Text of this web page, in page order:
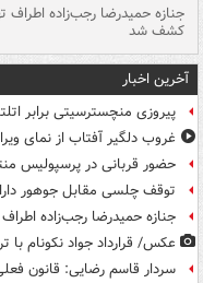
جنازه حمیدرضا رجب‌زاده اطراف
کشف شد
آخرین اخبار
پیروزی منچسترسیتی برابر
غروب دلگیر آفتاب از نمای
حضور قربانی در پرسپولیس
توقف چلسی مقابل جوهور
جنازه حمیدرضا رجب‌زاده
عکس/ قرارداد جواد نکونام با
سردار قاسم رضایی: قانون